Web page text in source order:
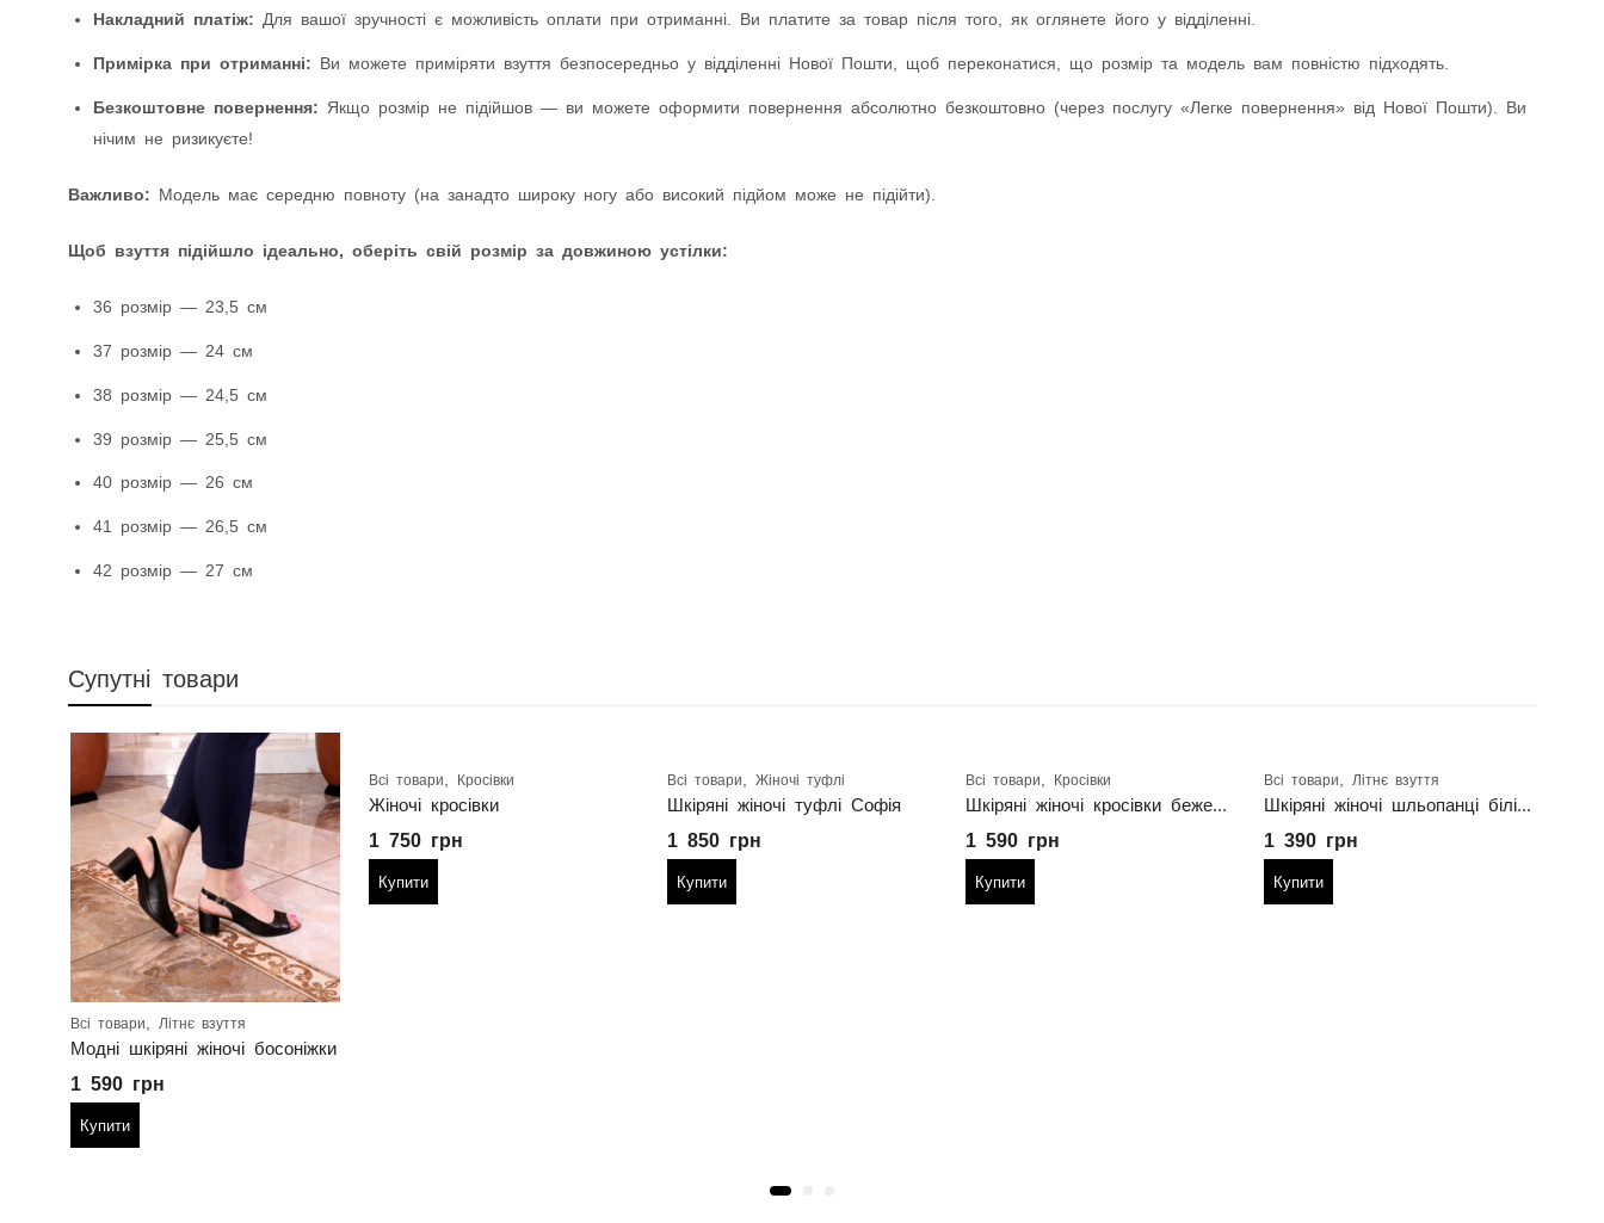
Накладний платіж: Для вашої зручності є можливість оплати при отриманні. Ви платите за товар після того, як оглянете його у відділенні.
Примірка при отриманні: Ви можете приміряти взуття безпосередньо у відділенні Нової Пошти, щоб переконатися, що розмір та модель вам повністю підходять.
Безкоштовне повернення: Якщо розмір не підійшов — ви можете оформити повернення абсолютно безкоштовно (через послугу «Легке повернення» від Нової Пошти). Ви
нічим не ризикуєте!
Важливо: Модель має середню повноту (на занадто широку ногу або високий підйом може не підійти).
Щоб взуття підійшло ідеально, оберіть свій розмір за довжиною устілки:
36 розмір — 23,5 см
37 розмір — 24 см
38 розмір — 24,5 см
39 розмір — 25,5 см
40 розмір — 26 см
41 розмір — 26,5 см
42 розмір — 27 см
Супутні товари
Всі товари Літнє взуття
Модні шкіряні жіночі босоніжки
1 590 грн
Купити
Всі товари Кросівки
Жіночі кросівки
1 750 грн
Купити
Всі товари Жіночі туфлі
Шкіряні жіночі туфлі Софія
1 850 грн
Купити
Всі товари Кросівки
1 590 грн
Купити
Всі товари Літнє взуття
1 390 грн
Купити